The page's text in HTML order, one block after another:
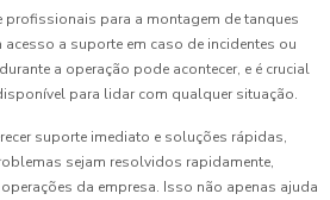
profissionais para a montagem de tanques
acesso a suporte em caso de incidentes ou
a operação pode acontecer, e é crucial
para lidar com qualquer situação.
suporte imediato e soluções rápidas,
sejam resolvidos rapidamente,
da empresa. Isso não apenas ajuda